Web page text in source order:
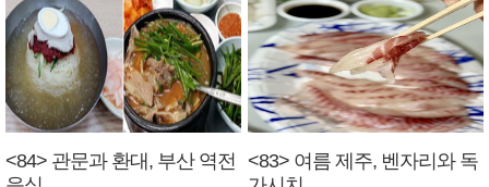
<84> 관문과 환대, 부산 역전
<83> 여름 제주, 벤자리와 독